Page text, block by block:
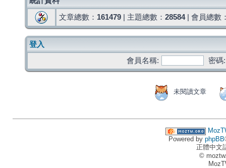
文章總數： 161479 | 主題總數： 28584| 會員總數
登入
會員名稱:
密碼:
未閱讀文章
Powered by phpBB
正體中文
©